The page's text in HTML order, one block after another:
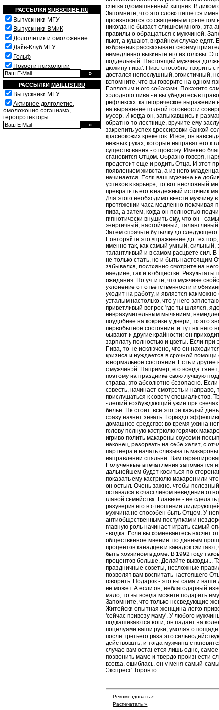
РАССЫЛКИ SUBSCRIBE.RU
Выпускники МГУ
Выпускники ВМиК
Долголетие и омоложение
Дайв-Клуб МГУ
Гольф
Новости психологии
РАССЫЛКИ MAILLIST.RU
Выпускники МГУ
Активное долголетие,
омоложение организма,
геропротекторы
слегка одомашненный хищник. В диком
Запомните, что это слово пишется
произносится со священным трепетом
никогда не бывает слишком много, эта
правильно обращаться с мужчиной.
пьют, а кушают, в крайнем случае едят.
избранник рассказывает своему
немедленно выкиньте его из головы.
поддельный. Настоящий мужчина
дюжину пива'. Пиво способно творить с
достался непослушный, эгоистичный,
вспомните, что вы говорите на одном
Павловым и его собаками. Покажите
холодного пива - и вы убедитесь в
рефлексах: категорическое выражение
на выражение полной готовности
мусор. И когда он, запыхавшись и
обратно по лестнице, вручите ему
закрепить успех дрессировки банкой
краснокожих креветок. И все, он
нежных руках, которые направят его к
существования - отцовству. Именно
становится Отцом. Образно говоря,
предстоит еще и родить Отца. И этот
появлением живота, а из него
начинается. Если ваш мужчина не
успехов в карьере, то вот несложный
превратить его в надежный источник
Для этого необходимо ввести мужчину
протяжении часа медленно покачивая
пива, а затем, когда он полностью
гипнотически внушить ему, что он -
энергичный, настойчивый,
Затем спрячьте бутылку до
Повторяйте это упражнение до тех
именно так, как самый умный, сильный,
талантливый и в самом расцвете сил. В
не только стать, но и быть настоящим
забывался, постоянно смотрите на
наедине, так и в обществе. Результаты
ожидания. Но учтите, что мужчине
уклонение от ответственности и
уходит на работу, и является как
усталым настолько, что у него
приветливый вопрос 'где ты шлялся,
невразумительным мычанием,
поудобнее на коврике у двери, то это
первобытное состояние, и тут на него
бывают и другие крайности: он
зарплату полностью и цветы. Если при
Пива, то не исключено, что он
кризиса и нуждается в срочной помощи
в нормальное состояние. Есть и
с мужчиной. Например, его всегда
поэтому на празднике свою лучшую
справа, это абсолютно безопасно.
совесть, начинает смотреть и направо,
прислушаться к совету специалистов.
- легкий возбуждающий ужин при
белье. Не стоит: все это он каждый
сразу начнет зевать. Гораздо
домашнее средство: во время ужина
голову полную кастрюлю горячих
игриво полить макароны соусом и
наконец, разорвать на себе халат, с
партнера и начать слизывать
направлении спальни. Вам
Полученные впечатления запомнятся
дальнейшем будет коситься по
показать ему кастрюлю макарон или
он остыл. Очень важно, чтобы
оставался в счастливом неведении
главой семейства. Главное - не
разуверив его в отношении
мужчина не способен быть Отцом. У
антиобщественным поступкам и
главную роль начинает играть самый
- водка. Если вы сомневаетесь насчет
общественное мнение: по данным
процентов канадцев и канадок
быть хозяином в доме. В 1992 году
процентов больше. Делайте выводы...
праздничные советы, несложные
позволят вам воспитать настоящего
говорить. Подарок - это вы сама и
не может. А если он, неблагодарный
мало, то вы всегда можете подарить
Запомните, что только несведующие
Житейски опытная женщина легко
'сейчас привезу маму'. У любого
подкашиваются ноги, он падает на
поцелуями ваши руки, умоляя о
после третьего раза это
действовать, и тогда мужчина
случае вам останется лишь одно,
позвонить маме и твердо произнести
всегда, ошиблась, он у меня самый-
Экспресс' Торонто
Рекомендовать »
Распечатать »